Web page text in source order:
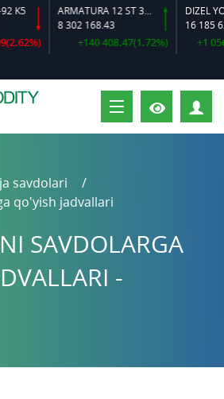
ARMATURA 12 ST 35 GS O‘LCHAMLI
8 302 168.43
+140 408.47(1.72%)
DIZEL
16 185
+1 056
savdolari
qo'yish jadvallari
SAVDOLARGA
-